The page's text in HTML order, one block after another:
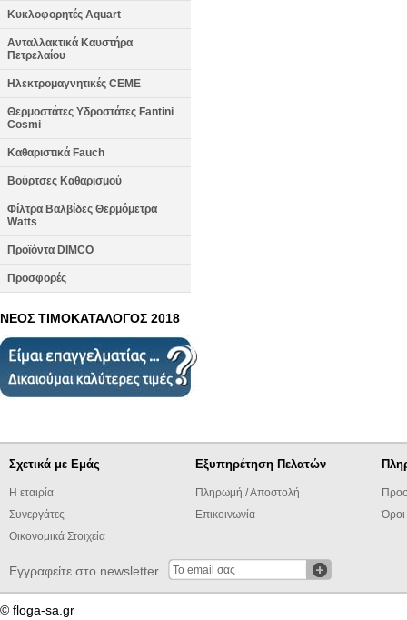
Κυκλοφορητές Aquart
Ανταλλακτικά Καυστήρα
Πετρελαίου
Ηλεκτρομαγνητικές CEME
Θερμοστάτες Υδροστάτες Fantini
Cosmi
Καθαριστικά Fauch
Βούρτσες Καθαρισμού
Φίλτρα Βαλβίδες Θερμόμετρα
Watts
Προϊόντα DIMCO
Προσφορές
ΝΕΟΣ ΤΙΜΟΚΑΤΑΛΟΓΟΣ 2018
Σχετικά με Εμάς
Η εταιρία
Συνεργάτες
Οικονομικά Στοιχεία
Εξυπηρέτηση Πελατών
Πληρωμή / Αποστολή
Επικοινωνία
Εγγραφείτε στο newsletter
© floga-sa.gr